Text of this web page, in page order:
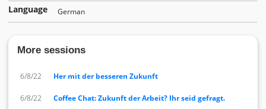
Language German
More sessions
6/8/22 Her mit der besseren Zukunft
6/8/22 Coffee Chat: Zukunft der Arbeit? Ihr seid gefragt.